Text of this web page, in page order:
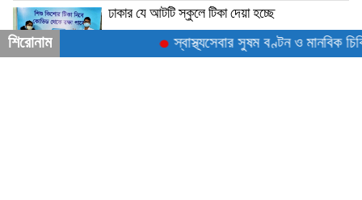
ঢাকার যে আটটি স্কুলে টিকা দেয়া হচ্ছে
শিরোনাম স্বাস্থ্যসেবার সুষম বণ্টন ও মানবিক